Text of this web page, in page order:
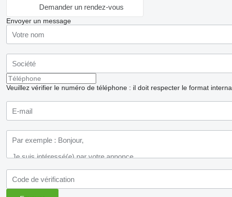
Demander un rendez-vous
Envoyer un message
Veuillez vérifier le numéro de téléphone : il doit respecter le format